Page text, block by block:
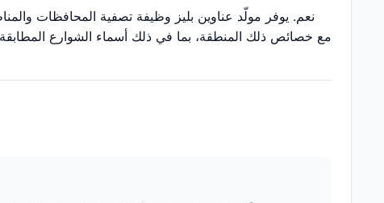
نعم. يوفر مولّد عناوين بليز وظيفة تصفية المحافظات
مع خصائص ذلك المنطقة، بما في ذلك أسماء الشوارع المطابقة